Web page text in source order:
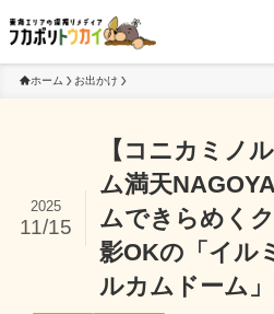
ホーム お出かけ
【コニカミノ
ム満天
ムできらめく
影OKの「イル
ルカムドーム
2025
11/15